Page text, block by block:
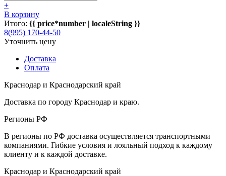
+
В корзину
Итого: {{ price*number | localeString }}
8(995) 170-44-50
Уточнить цену
Доставка
Оплата
Краснодар и Краснодарский край
Доставка по городу Краснодар и краю.
Регионы РФ
В регионы по РФ доставка осуществляется транспортными
компаниями. Гибкие условия и лояльный подход к каждому
клиенту и к каждой доставке.
Краснодар и Краснодарский край